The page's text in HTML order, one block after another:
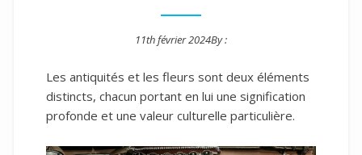
11th février 2024By :
Les antiquités et les fleurs sont deux éléments
distincts, chacun portant en lui une signification
profonde et une valeur culturelle particulière.